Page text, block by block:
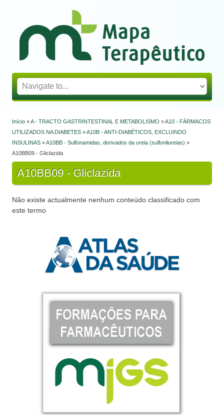
Mapa Terapêutico
Está aqui
Início »A - TRACTO GASTRINTESTINAL E METABOLISMO »A10 - FÁRMACOS
UTILIZADOS NA DIABETES »A10B - ANTI-DIABÉTICOS, EXCLUINDO
INSULINAS »A10BB - Sulfonamidas, derivados da ureia (sulfonilureias) »
A10BB09 - Gliclazida
A10BB09 - Gliclazida
Não existe actualmente nenhum conteúdo classificado com
este termo